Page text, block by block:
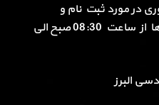
در مورد ثبت نام و
سوالات آموزشی مرتبط با دوره ها از ساعت 08:30 صبح الی
البرز